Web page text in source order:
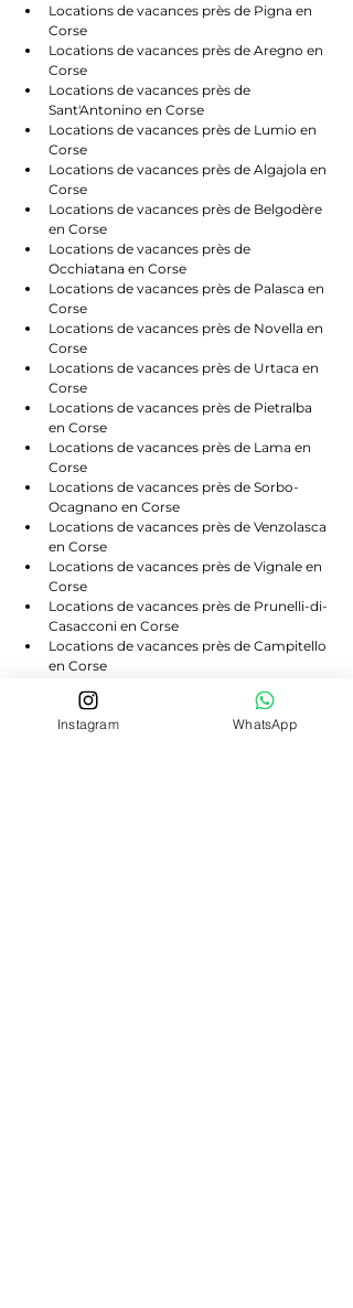
Locations de vacances près de Pigna en
Corse
Locations de vacances près de Aregno en
Corse
Locations de vacances près de
Sant'Antonino en Corse
Locations de vacances près de Lumio en
Corse
Locations de vacances près de Algajola en
Corse
Locations de vacances près de Belgodère
en Corse
Locations de vacances près de
Occhiatana en Corse
Locations de vacances près de Palasca en
Corse
Locations de vacances près de Novella en
Corse
Locations de vacances près de Urtaca en
Corse
Locations de vacances près de Pietralba
en Corse
Locations de vacances près de Lama en
Corse
Locations de vacances près de Sorbo-
Ocagnano en Corse
Locations de vacances près de Venzolasca
en Corse
Locations de vacances près de Vignale en
Corse
Locations de vacances près de Prunelli-di-
Casacconi en Corse
Locations de vacances près de Campitello
en Corse
Corse
Locations de vacances près de Volpajola
Instagram WhatsApp